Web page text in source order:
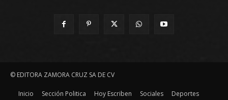
© EDITORA ZAMORA CRUZ SA DE CV
Inicio Sección Politica Hoy Escriben Sociales Deportes